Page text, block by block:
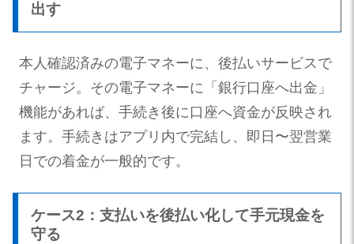
出す
本人確認済みの電子マネーに、後払いサービスで
チャージ。その電子マネーに「銀行口座へ出金」
機能があれば、手続き後に口座へ資金が反映され
ます。手続きはアプリ内で完結し、即日〜翌営業
日での着金が一般的です。
ケース2：支払いを後払い化して手元現金を
守る